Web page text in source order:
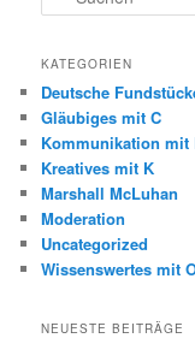
u
h
n
KATEGORIEN
Deutsche
Gläubiges mit C
Kommunikation mit
Kreatives mit K
Marshall McLuhan
Moderation
Uncategorized
Wissenswertes mit
NEUESTE BEITRÄGE